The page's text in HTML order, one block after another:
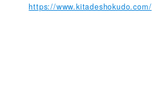
https://www.kitadeshokudo.com/